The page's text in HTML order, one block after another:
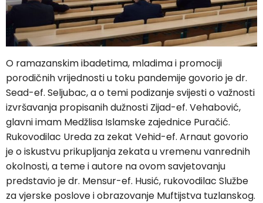
O ramazanskim ibadetima, mladima i promociji
porodičnih vrijednosti u toku pandemije govorio je dr.
Sead-ef. Seljubac, a o temi podizanje svijesti o važnosti
izvršavanja propisanih dužnosti Zijad-ef. Vehabović,
glavni imam Medžlisa Islamske zajednice Puračić.
Rukovodilac Ureda za zekat Vehid-ef. Arnaut govorio
je o iskustvu prikupljanja zekata u vremenu vanrednih
okolnosti, a teme i autore na ovom savjetovanju
predstavio je dr. Mensur-ef. Husić, rukovodilac Službe
za vjerske poslove i obrazovanje Muftijstva tuzlanskog.